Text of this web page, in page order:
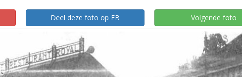
Deel deze foto op FB Volgende foto